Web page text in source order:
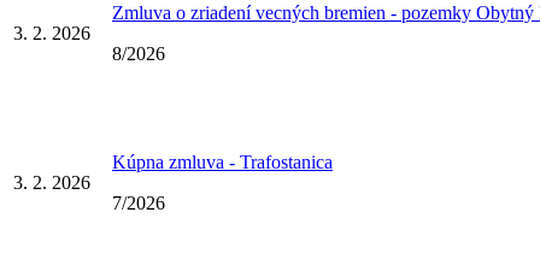
3. 2. 2026
Zmluva o zriadení vecných bremien - pozemky
8/2026
3. 2. 2026
Kúpna zmluva - Trafostanica
7/2026